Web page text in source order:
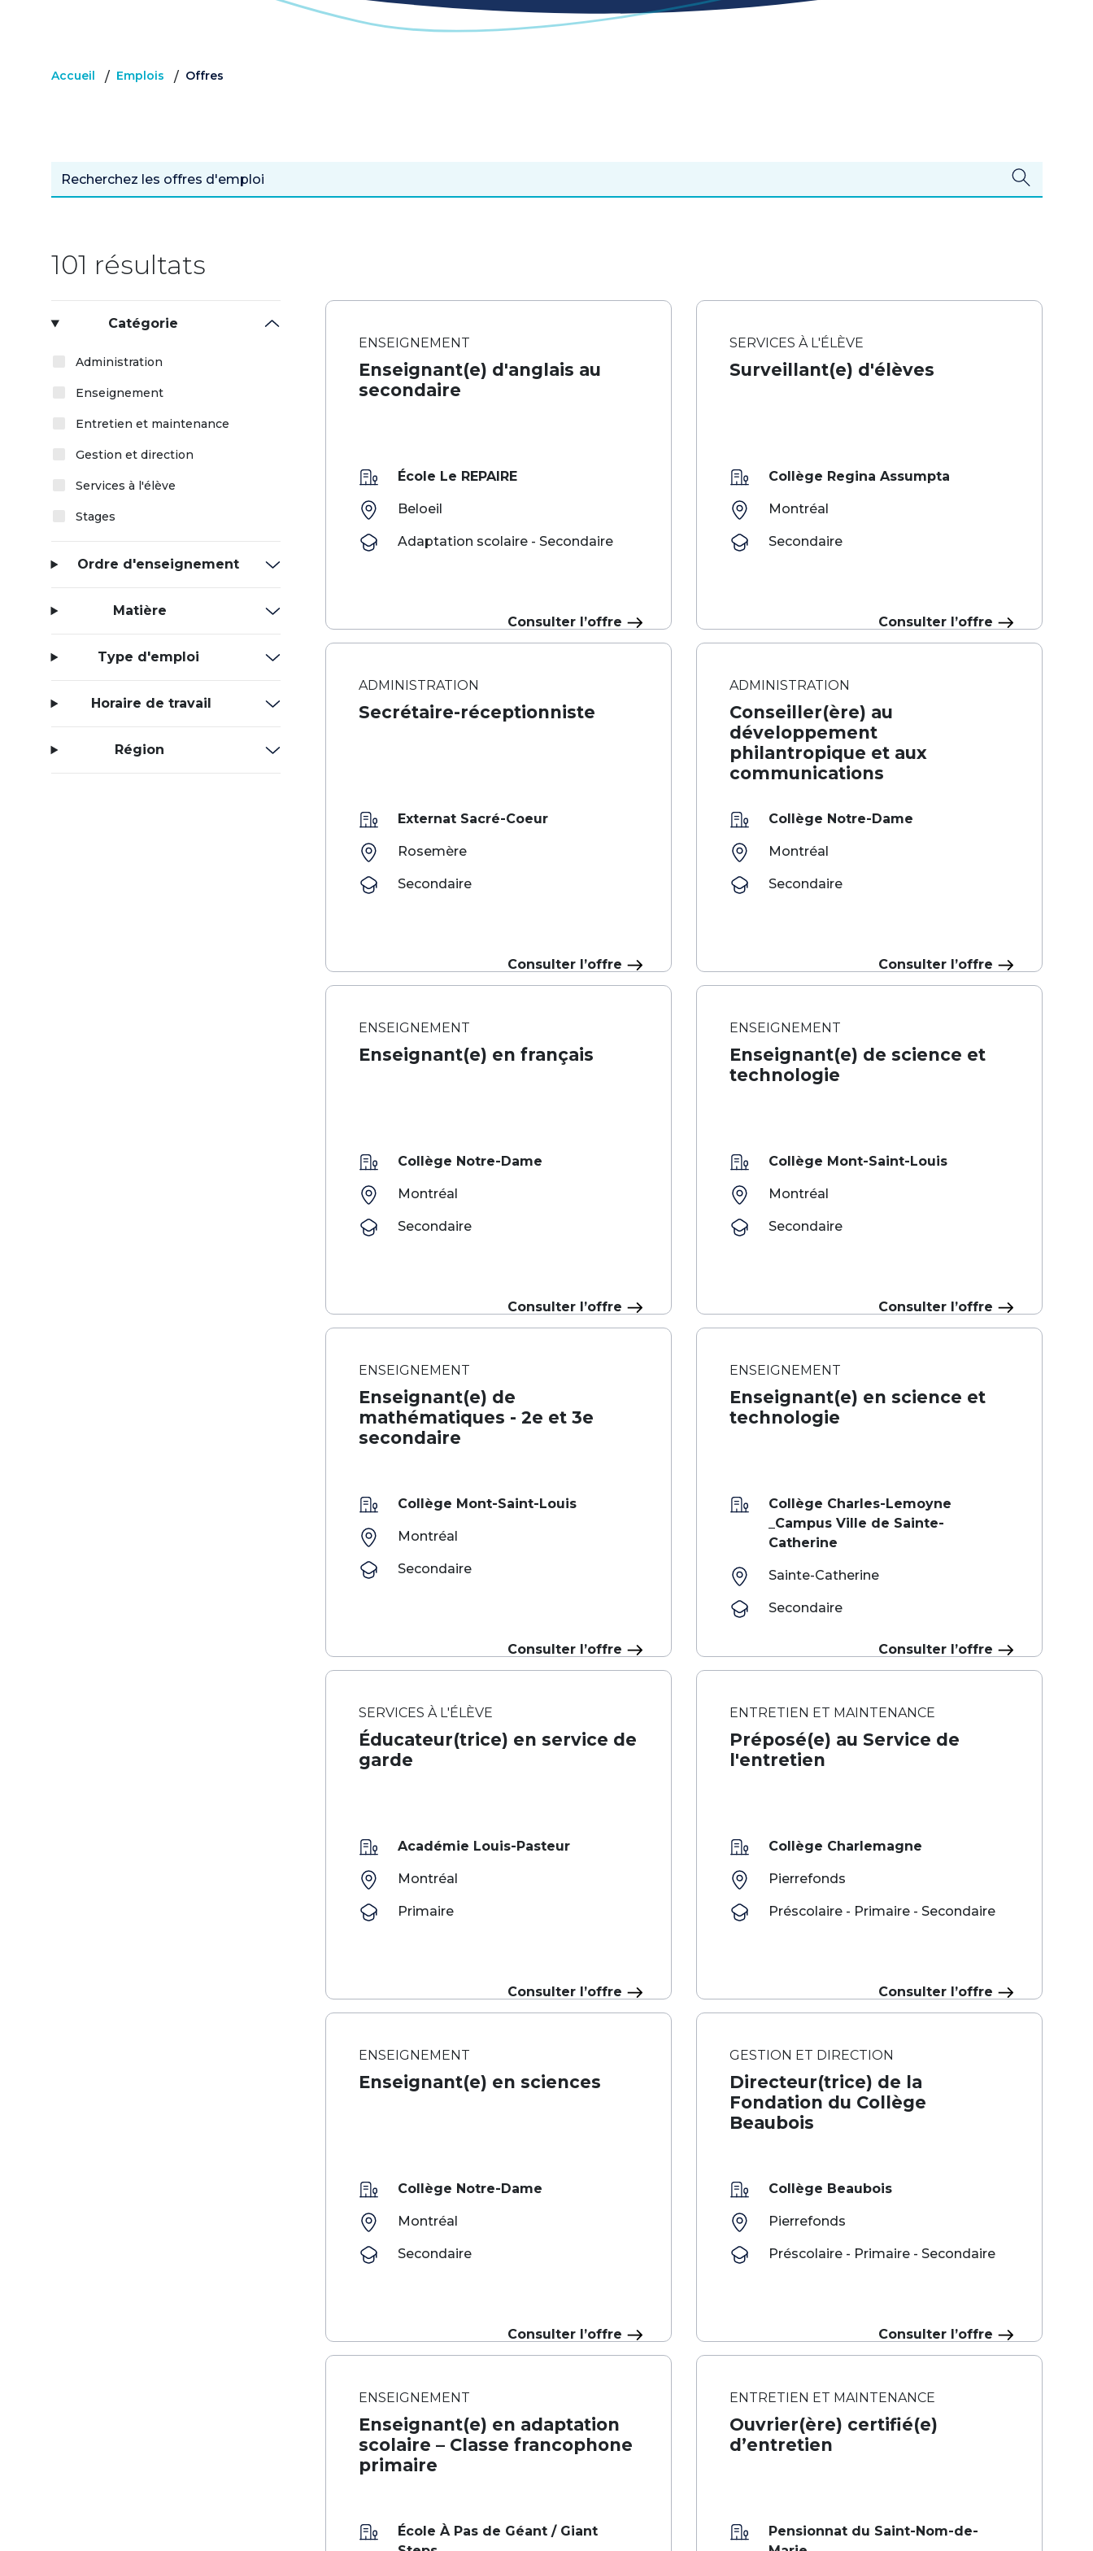
Accueil / Emplois / Offres
101 résultats
Catégorie
Administration
Enseignement
Entretien et maintenance
Gestion et direction
Services à l'élève
Stages
Ordre d'enseignement
Matière
Type d'emploi
Horaire de travail
Région
ENSEIGNEMENT
Enseignant(e) d'anglais au
secondaire
École Le REPAIRE
Beloeil
Adaptation scolaire - Secondaire
Consulter l’offre
SERVICES À L'ÉLÈVE
Surveillant(e) d'élèves
Collège Regina Assumpta
Montréal
Secondaire
Consulter l’offre
ADMINISTRATION
Secrétaire-réceptionniste
Externat Sacré-Coeur
Rosemère
Secondaire
Consulter l’offre
ADMINISTRATION
Conseiller(ère) au
développement
philantropique et aux
communications
Collège Notre-Dame
Montréal
Secondaire
Consulter l’offre
ENSEIGNEMENT
Enseignant(e) en français
Collège Notre-Dame
Montréal
Secondaire
Consulter l’offre
ENSEIGNEMENT
Enseignant(e) de science et
technologie
Collège Mont-Saint-Louis
Montréal
Secondaire
Consulter l’offre
ENSEIGNEMENT
Enseignant(e) de
mathématiques - 2e et 3e
secondaire
Collège Mont-Saint-Louis
Montréal
Secondaire
Consulter l’offre
ENSEIGNEMENT
Enseignant(e) en science et
technologie
Collège Charles-Lemoyne
_Campus Ville de Sainte-
Catherine
Sainte-Catherine
Secondaire
Consulter l’offre
SERVICES À L'ÉLÈVE
Éducateur(trice) en service de
garde
Académie Louis-Pasteur
Montréal
Primaire
Consulter l’offre
ENTRETIEN ET MAINTENANCE
Préposé(e) au Service de
l'entretien
Collège Charlemagne
Pierrefonds
Préscolaire - Primaire - Secondaire
Consulter l’offre
ENSEIGNEMENT
Enseignant(e) en sciences
Collège Notre-Dame
Montréal
Secondaire
Consulter l’offre
GESTION ET DIRECTION
Directeur(trice) de la
Fondation du Collège
Beaubois
Collège Beaubois
Pierrefonds
Préscolaire - Primaire - Secondaire
Consulter l’offre
ENSEIGNEMENT
Enseignant(e) en adaptation
scolaire – Classe francophone
primaire
École À Pas de Géant / Giant
ENTRETIEN ET MAINTENANCE
Ouvrier(ère) certifié(e)
d’entretien
Pensionnat du Saint-Nom-de-